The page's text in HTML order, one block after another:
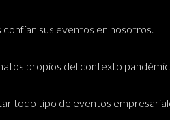
sus eventos en nosotros.
propios del contexto
todo tipo de eventos